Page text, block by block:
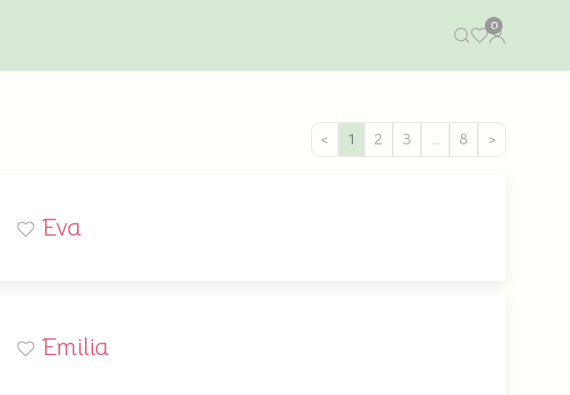
0
< 1 2 3 … 8 >
Eva
Emilia